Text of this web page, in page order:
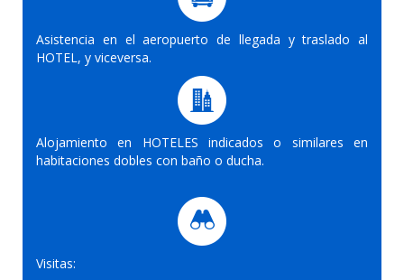
Asistencia en el aeropuerto de llegada y traslado al
HOTEL, y viceversa.
Alojamiento en HOTELES indicados o similares en
habitaciones dobles con baño o ducha.
Visitas: